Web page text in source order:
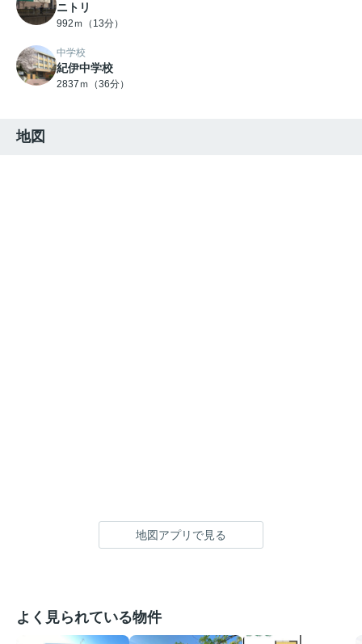
ニトリ
992ｍ（13分）
中学校
紀伊中学校
2837ｍ（36分）
地図
地図アプリで見る
よく見られている物件